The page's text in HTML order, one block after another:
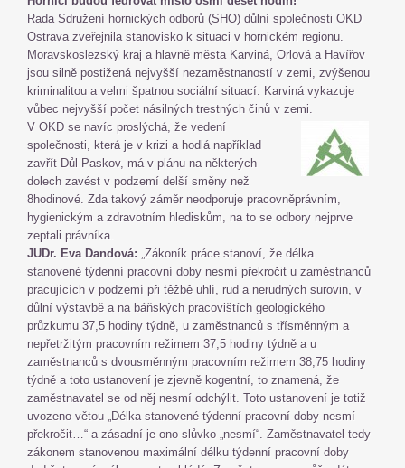
Rada Sdružení hornických odborů (SHO) důlní společnosti OKD
Ostrava zveřejnila stanovisko k situaci v hornickém regionu.
Moravskoslezský kraj a hlavně města Karviná, Orlová a Havířov
jsou silně postižená nejvyšší nezaměstnaností v zemi, zvýšenou
kriminalitou a velmi špatnou sociální situací. Karviná vykazuje
vůbec nejvyšší počet násilných trestných činů v zemi.
V OKD se navíc proslýchá, že vedení
společnosti, která je v krizi a hodlá například
zavřít Důl Paskov, má v plánu na některých
dolech zavést v podzemí delší směny než
8hodinové. Zda takový záměr neodporuje pracovněprávním,
hygienickým a zdravotním hlediskům, na to se odbory nejprve
zeptali právníka.
JUDr. Eva Dandová: „Zákoník práce stanoví, že délka
stanovené týdenní pracovní doby nesmí překročit u zaměstnanců
pracujících v podzemí při těžbě uhlí, rud a nerudných surovin, v
důlní výstavbě a na báňských pracovištích geologického
průzkumu 37,5 hodiny týdně, u zaměstnanců s třísměnným a
nepřetržitým pracovním režimem 37,5 hodiny týdně a u
zaměstnanců s dvousměnným pracovním režimem 38,75 hodiny
týdně a toto ustanovení je zjevně kogentní, to znamená, že
zaměstnavatel se od něj nesmí odchýlit. Toto ustanovení je totiž
uvozeno větou „Délka stanovené týdenní pracovní doby nesmí
překročit…“ a zásadní je ono slůvko „nesmí“. Zaměstnavatel tedy
zákonem stanovenou maximální délku týdenní pracovní doby